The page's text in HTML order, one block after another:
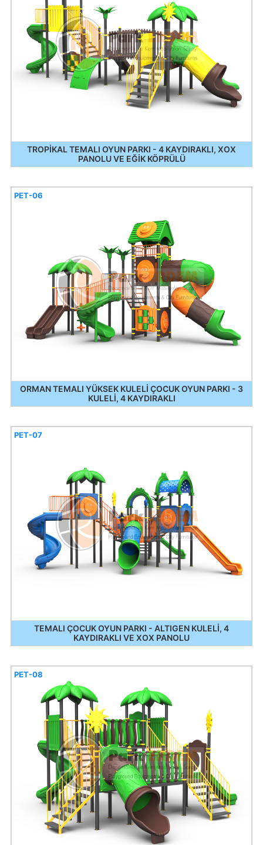
TROPİKAL TEMALI OYUN PARKI - 4 KAYDIRAKLI, XOX
PANOLU VE EĞİK KÖPRÜLÜ
ORMAN TEMALI YÜKSEK KULELİ ÇOCUK OYUN PARKI - 3
KULELİ, 4 KAYDIRAKLI
PET-06
TEMALI ÇOCUK OYUN PARKI - ALTIGEN KULELİ, 4
KAYDIRAKLI VE XOX PANOLU
PET-07
PET-08